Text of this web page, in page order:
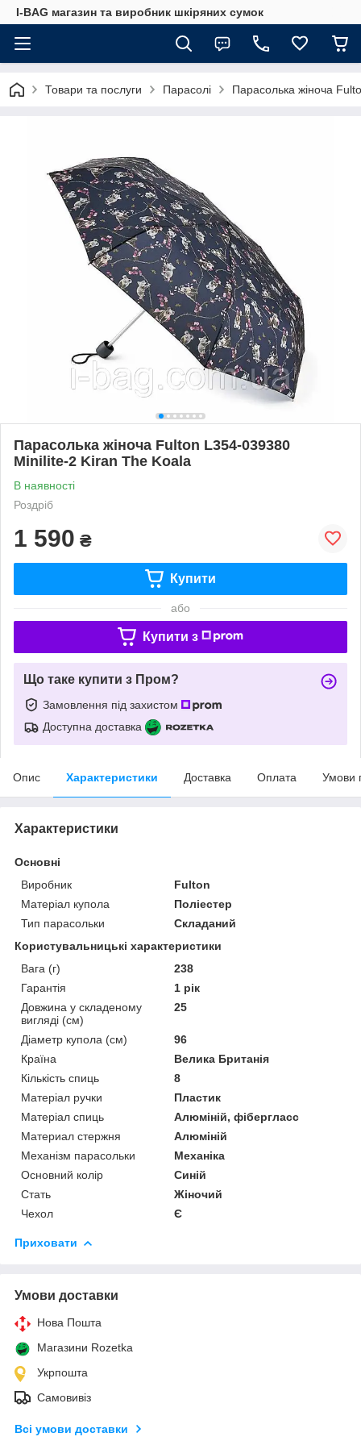
I-BAG магазин та виробник шкіряних сумок
Товари та послуги Парасолі Парасолька жіноча
Парасолька жіноча Fulton L354-039380
Minilite-2 Kiran The Koala
В наявності
Роздріб
1 590 ₴
Купити
або
Купити з
Що таке купити з Пром?
Замовлення під захистом
Доступна доставка
Опис Характеристики Доставка Оплата Умови
Характеристики
Основні
Виробник
Fulton
Матеріал купола
Поліестер
Тип парасольки
Складаний
Користувальницькі характеристики
Вага (г)
238
Гарантія
1 рік
Довжина у складеному
вигляді (см)
25
Діаметр купола (см)
96
Країна
Велика Британія
Кількість спиць
8
Матеріал ручки
Пластик
Матеріал спиць
Алюміній, фібергласс
Материал стержня
Алюміній
Механізм парасольки
Механіка
Основний колір
Синій
Стать
Жіночий
Чехол
Є
Приховати
Умови доставки
Нова Пошта
Магазини Rozetka
Укрпошта
Самовивіз
Всі умови доставки